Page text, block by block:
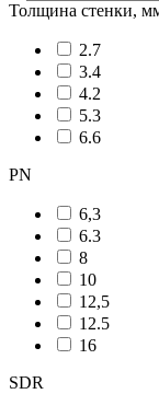
Толщина стенки,
2.7
3.4
4.2
5.3
6.6
PN
6,3
6.3
8
10
12,5
12.5
16
SDR